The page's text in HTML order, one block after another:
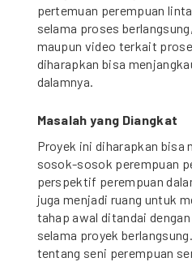
pertemuan perempuan
selama proses
maupun video terkait
diharapkan bisa
dalamnya.
Masalah yang Diangkat
Proyek ini diharapkan bisa
sosok-sosok perempuan
perspektif perempuan
juga menjadi ruang untuk
tahap awal ditandai
selama proyek
tentang seni perempuan